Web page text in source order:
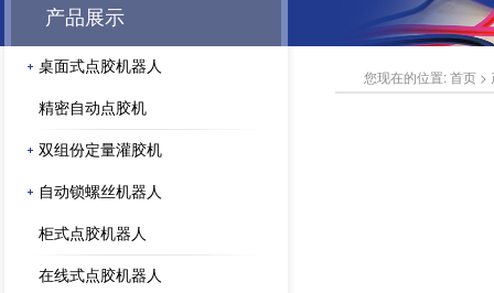
产品展示
桌面式点胶机器人
精密自动点胶机
双组份定量灌胶机
自动锁螺丝机器人
柜式点胶机器人
在线式点胶机器人
您现在的位置:首页 >